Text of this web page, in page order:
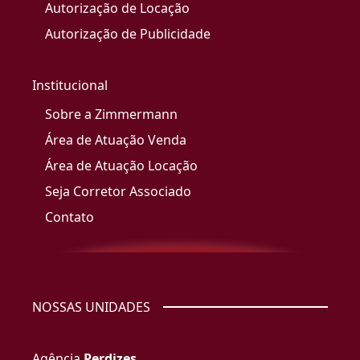
Autorização de Locação
Autorização de Publicidade
Institucional
Sobre a Zimmermann
Área de Atuação Venda
Área de Atuação Locação
Seja Corretor Associado
Contato
NOSSAS UNIDADES